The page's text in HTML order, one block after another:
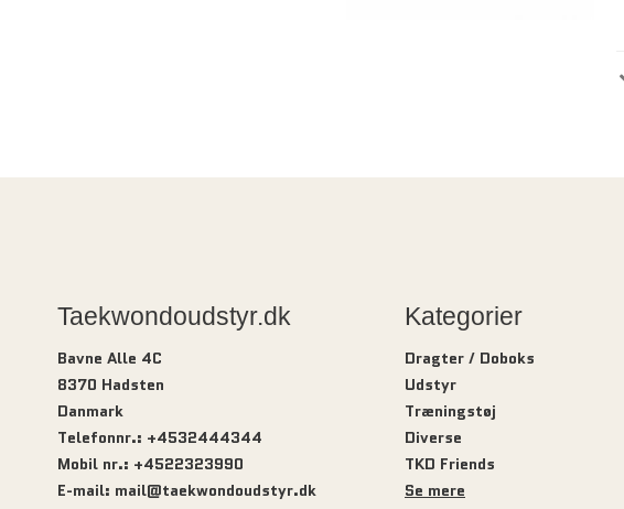
Taekwondoudstyr.dk
Bavne Alle 4C
8370 Hadsten
Danmark
Telefonnr.: +4532444344
Mobil nr.: +4522323990
E-mail: mail@taekwondoudstyr.dk
Kategorier
Dragter / Doboks
Udstyr
Træningstøj
Diverse
TKD Friends
Se mere